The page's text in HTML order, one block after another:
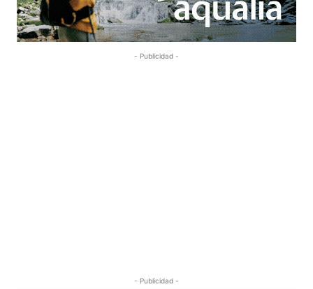
- Publicidad -
- Publicidad -